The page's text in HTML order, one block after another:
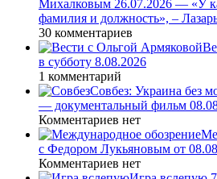
Михалковым 26.07.2026 — «У
фамилия и должность», –
30 комментариев
в субботу 8.08.2026
1 комментарий
Совбез: Украина без
— документальный фильм
Комментариев нет
с Федором Лукьяновым от
Комментариев нет